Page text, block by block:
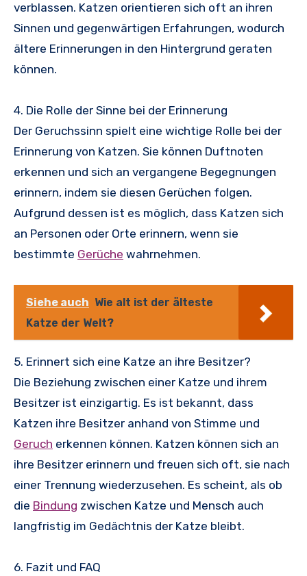
verblassen. Katzen orientieren sich oft an ihren
Sinnen und gegenwärtigen Erfahrungen, wodurch
ältere Erinnerungen in den Hintergrund geraten
können.
4. Die Rolle der Sinne bei der Erinnerung
Der Geruchssinn spielt eine wichtige Rolle bei der
Erinnerung von Katzen. Sie können Duftnoten
erkennen und sich an vergangene Begegnungen
erinnern, indem sie diesen Gerüchen folgen.
Aufgrund dessen ist es möglich, dass Katzen sich
an Personen oder Orte erinnern, wenn sie
bestimmte Gerüche wahrnehmen.
Siehe auch Wie alt ist der älteste
Katze der Welt?
5. Erinnert sich eine Katze an ihre Besitzer?
Die Beziehung zwischen einer Katze und ihrem
Besitzer ist einzigartig. Es ist bekannt, dass
Katzen ihre Besitzer anhand von Stimme und
Geruch erkennen können. Katzen können sich an
ihre Besitzer erinnern und freuen sich oft, sie nach
einer Trennung wiederzusehen. Es scheint, als ob
die Bindung zwischen Katze und Mensch auch
langfristig im Gedächtnis der Katze bleibt.
6. Fazit und FAQ